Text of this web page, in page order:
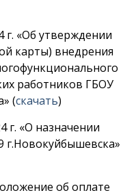
г. «Об утверждении
карты) внедрения
работников ГБОУ
(скачать)
г. «О назначении
об оплате